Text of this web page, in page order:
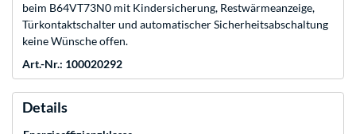
beim B64VT73N0 mit Kindersicherung, Restwärmeanzeige,
Türkontaktschalter und automatischer Sicherheitsabschaltung
keine Wünsche offen.
Art.-Nr.: 100020292
Details